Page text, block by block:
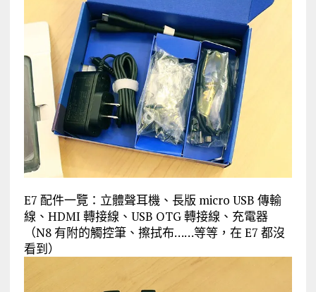
E7 配件一覽：立體聲耳機、長版 micro USB 傳輸
線、HDMI 轉接線、USB OTG 轉接線、充電器
（N8 有附的觸控筆、擦拭布……等等，在 E7 都沒
看到）